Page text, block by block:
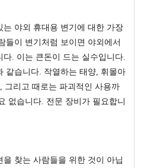
야외 휴대용 변기에 대한 가장
들이 변기처럼 보이면 야외에서
. 이는 큰돈이 드는 실수입니다.
같습니다. 작열하는 태양, 휘몰아
그리고 때로는 파괴적인 사용까
없습니다. 전문 장비가 필요합니
찾는 사람들을 위한 것이 아닙